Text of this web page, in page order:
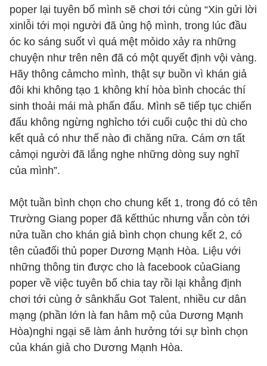
poper lại tuyên bố mình sẽ chơi tới cùng “Xin gửi lời
xinlỗi tới mọi người đã ủng hộ mình, trong lúc đầu
óc ko sáng suốt vì quá mệt mỏido xảy ra những
chuyện như trên nên đã có một quyết định vội vàng.
Hãy thông cảmcho mình, thật sự buồn vì khán giả
đôi khi không tạo 1 không khí hòa bình chocác thí
sinh thoải mái mà phấn đấu. Mình sẽ tiếp tục chiến
đấu không ngừng nghỉcho tới cuối cuộc thi dù cho
kết quả có như thế nào đi chăng nữa. Cám ơn tất
cảmọi người đã lắng nghe những dòng suy nghĩ
của mình”.
Một tuần bình chọn cho chung kết 1, trong đó có tên
Trường Giang poper đã kếtthúc nhưng vẫn còn tới
nửa tuần cho khán giả bình chọn chung kết 2, có
tên củađối thủ poper Dương Mạnh Hòa. Liệu với
những thông tin được cho là facebook củaGiang
poper về việc tuyên bố chia tay rồi lại khẳng định
chơi tới cùng ở sânkhấu Got Talent, nhiều cư dân
mạng (phần lớn là fan hâm mộ của Dương Mạnh
Hòa)nghi ngại sẽ làm ảnh hưởng tới sự bình chọn
của khán giả cho Dương Mạnh Hòa.